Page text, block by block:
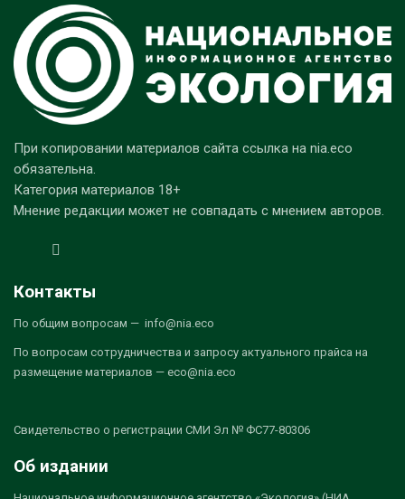
При копировании материалов сайта ссылка на nia.eco
обязательна.
Категория материалов 18+
Мнение редакции может не совпадать с мнением авторов.
Контакты
По общим вопросам — info@nia.eco
По вопросам сотрудничества и запросу актуального прайса на
размещение материалов — eco@nia.eco
Свидетельство о регистрации СМИ Эл № ФС77-80306
Об издании